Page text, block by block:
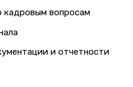
кадровым вопросам
и отчетности